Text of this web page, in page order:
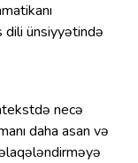
dili ünsiyyətində
necə
daha asan və